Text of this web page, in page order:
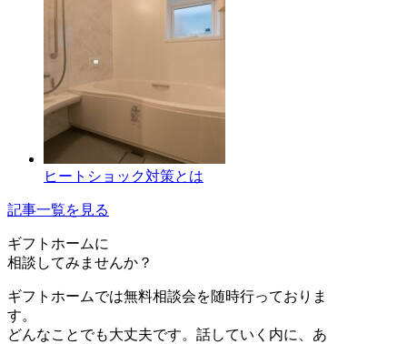
ヒートショック対策とは
記事一覧を見る
ギフトホームに
相談 してみませんか？
ギフトホームでは無料相談会を随時行っておりま
す。
どんなことでも大丈夫です。話していく内に、あ